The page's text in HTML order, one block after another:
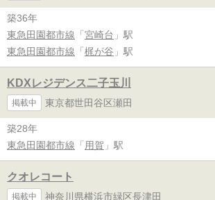
築36年
東急田園都市線 「 宮崎台 」駅
東急田園都市線 「 梶が谷 」駅
KDXレジデンス二子玉川
掲載中 東京都世田谷区瀬田
築28年
東急田園都市線 「 用賀 」駅
クオレコート
掲載中 神奈川県横浜市緑区長津田